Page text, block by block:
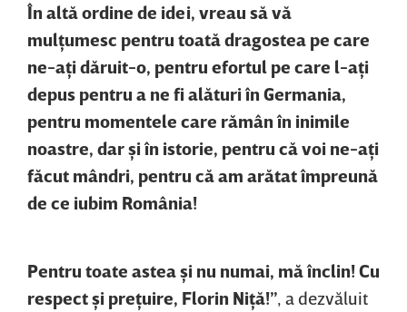
În altă ordine de idei, vreau să vă
mulţumesc pentru toată dragostea pe care
ne-aţi dăruit-o, pentru efortul pe care l-aţi
depus pentru a ne fi alături în Germania,
pentru momentele care rămân în inimile
noastre, dar şi în istorie, pentru că voi ne-aţi
făcut mândri, pentru că am arătat împreună
de ce iubim România!
Pentru toate astea şi nu numai, mă înclin! Cu
respect şi preţuire, Florin Niţă!”, a dezvăluit